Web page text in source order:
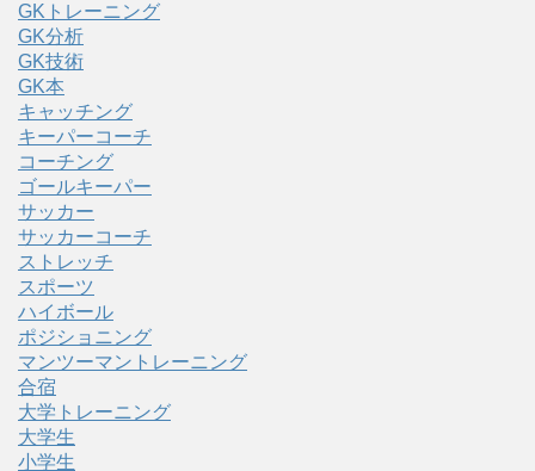
GKトレーニング
GK分析
GK技術
GK本
キャッチング
キーパーコーチ
コーチング
ゴールキーパー
サッカー
サッカーコーチ
ストレッチ
スポーツ
ハイボール
ポジショニング
マンツーマントレーニング
合宿
大学トレーニング
大学生
小学生